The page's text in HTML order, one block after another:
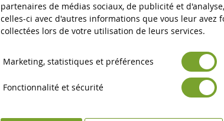
partenaires de médias sociaux, de publicité et
celles-ci avec d'autres informations que vous leur avez
collectées lors de votre utilisation de leurs services.
Marketing, statistiques et préférences
Fonctionnalité et sécurité